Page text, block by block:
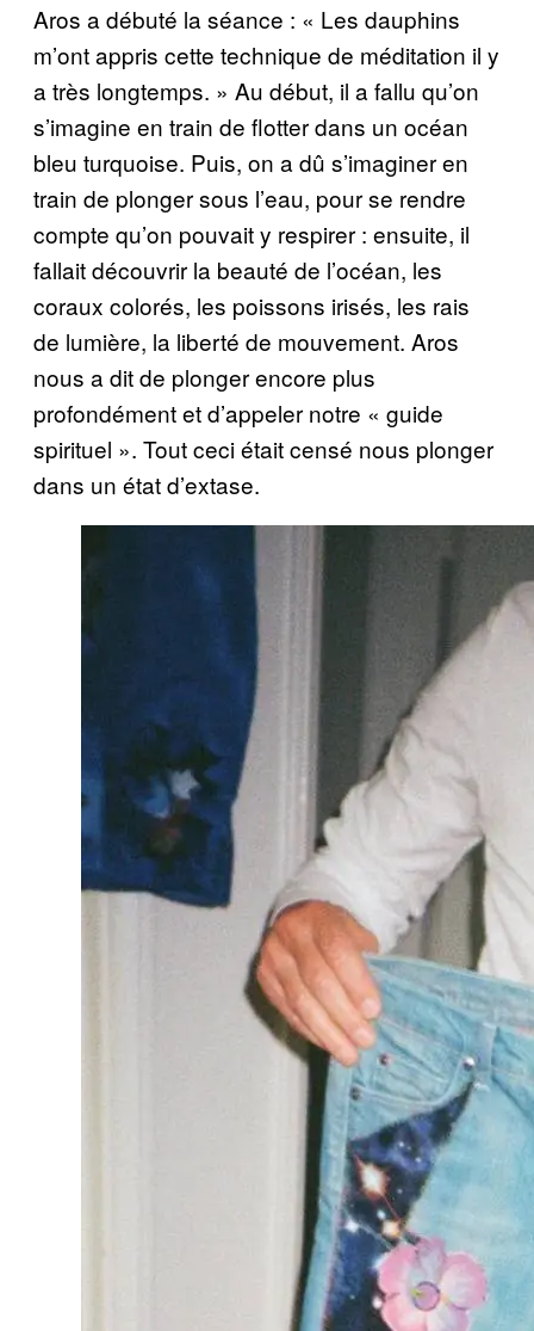
Aros a débuté la séance : « Les dauphins
m’ont appris cette technique de méditation il y
a très longtemps. » Au début, il a fallu qu’on
s’imagine en train de flotter dans un océan
bleu turquoise. Puis, on a dû s’imaginer en
train de plonger sous l’eau, pour se rendre
compte qu’on pouvait y respirer : ensuite, il
fallait découvrir la beauté de l’océan, les
coraux colorés, les poissons irisés, les rais
de lumière, la liberté de mouvement. Aros
nous a dit de plonger encore plus
profondément et d’appeler notre « guide
spirituel ». Tout ceci était censé nous plonger
dans un état d’extase.